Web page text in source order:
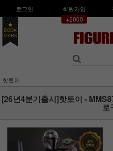
로그인
회원가입
+2000
BOOK
MARK
핫토이
[26년4분기출시]핫토이 -
로